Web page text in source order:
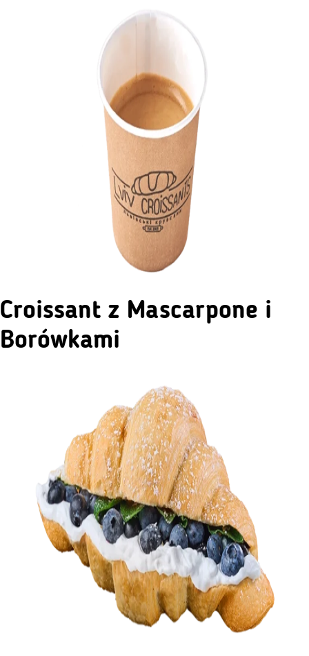
Croissant z Mascarpone i
Borówkami